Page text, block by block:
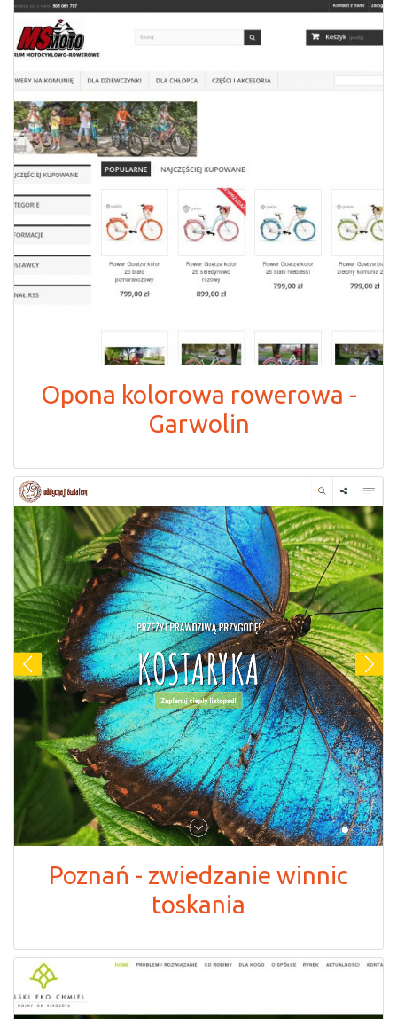
Opona kolorowa rowerowa -
Garwolin
Poznań - zwiedzanie winnic
toskania